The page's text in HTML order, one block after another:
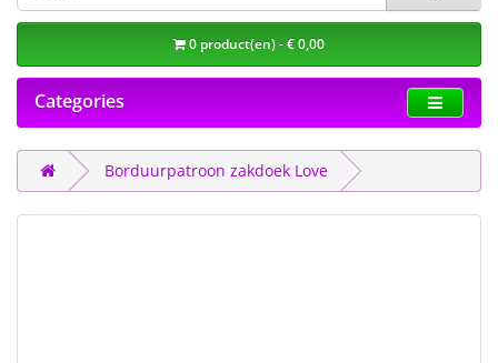
0 product(en) - € 0,00
Categories
Borduurpatroon zakdoek Love